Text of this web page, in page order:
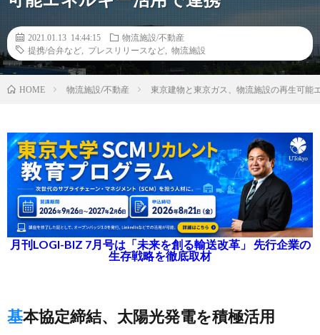
2021.01.13 14:44:15
物流施設/不動産
提携/合弁など
プレスリリースなど 物流施設
HOME 物流施設/不動産 東京建物と東京ガス、物流施設の再生可能
月刊LOGI-BIZ 7月号は「未来を創る輸送改革」 先行企業の
生存戦略を徹底取材
基本協定締結、太陽光発電を積極活用